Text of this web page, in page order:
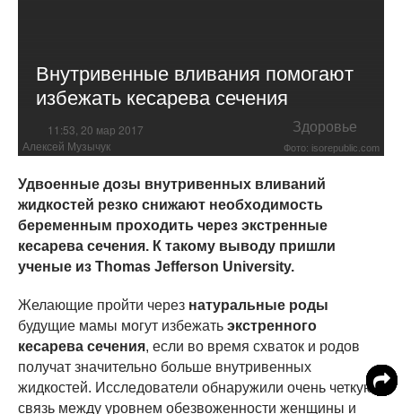
Внутривенные вливания помогают
избежать кесарева сечения
11:53, 20 мар 2017 Здоровье
Алексей Музычук Фото: isorepublic.com
Удвоенные дозы внутривенных вливаний
жидкостей резко снижают необходимость
беременным проходить через экстренные
кесарева сечения. К такому выводу пришли
ученые из Thomas Jefferson University.
Желающие пройти через натуральные роды
будущие мамы могут избежать экстренного
кесарева сечения, если во время схваток и родов
получат значительно больше внутривенных
жидкостей. Исследователи обнаружили очень четкую
связь между уровнем обезвоженности женщины и